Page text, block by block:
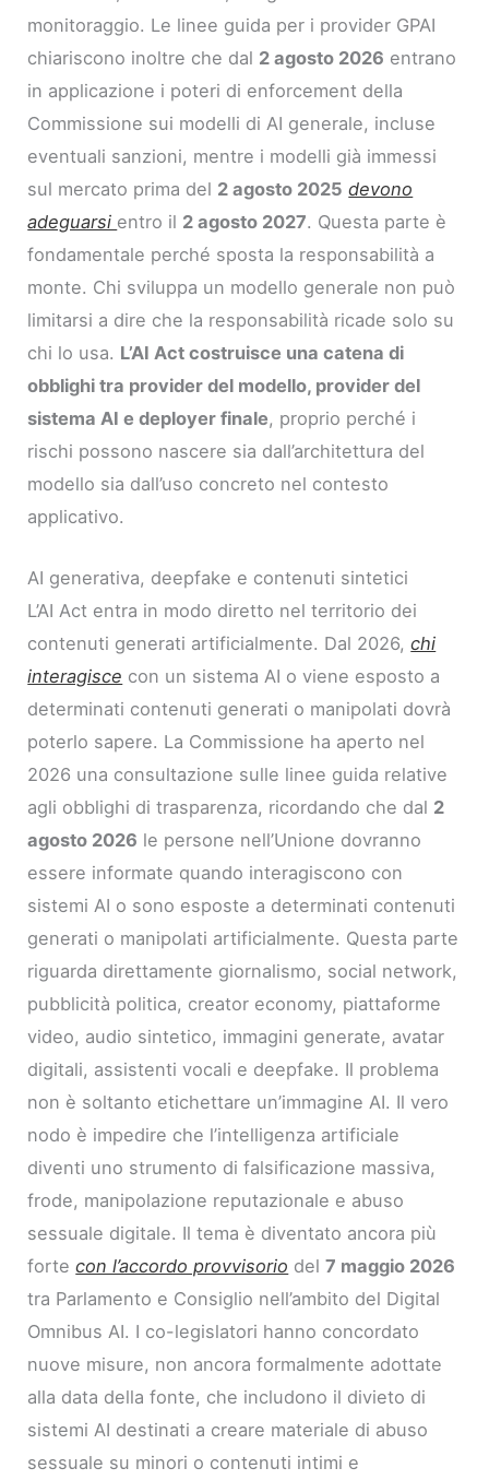
monitoraggio. Le linee guida per i provider GPAI
chiariscono inoltre che dal 2 agosto 2026 entrano
in applicazione i poteri di enforcement della
Commissione sui modelli di AI generale, incluse
eventuali sanzioni, mentre i modelli già immessi
sul mercato prima del 2 agosto 2025 devono
adeguarsi entro il 2 agosto 2027. Questa parte è
fondamentale perché sposta la responsabilità a
monte. Chi sviluppa un modello generale non può
limitarsi a dire che la responsabilità ricade solo su
chi lo usa. L’AI Act costruisce una catena di
obblighi tra provider del modello, provider del
sistema AI e deployer finale, proprio perché i
rischi possono nascere sia dall’architettura del
modello sia dall’uso concreto nel contesto
applicativo.
AI generativa, deepfake e contenuti sintetici
L’AI Act entra in modo diretto nel territorio dei
contenuti generati artificialmente. Dal 2026,chi
interagisce con un sistema AI o viene esposto a
determinati contenuti generati o manipolati dovrà
poterlo sapere. La Commissione ha aperto nel
2026 una consultazione sulle linee guida relative
agli obblighi di trasparenza, ricordando che dal 2
agosto 2026 le persone nell’Unione dovranno
essere informate quando interagiscono con
sistemi AI o sono esposte a determinati contenuti
generati o manipolati artificialmente. Questa parte
riguarda direttamente giornalismo, social network,
pubblicità politica, creator economy, piattaforme
video, audio sintetico, immagini generate, avatar
digitali, assistenti vocali e deepfake. Il problema
non è soltanto etichettare un’immagine AI. Il vero
nodo è impedire che l’intelligenza artificiale
diventi uno strumento di falsificazione massiva,
frode, manipolazione reputazionale e abuso
sessuale digitale. Il tema è diventato ancora più
fortecon l’accordo provvisorio del7 maggio 2026
tra Parlamento e Consiglio nell’ambito del Digital
Omnibus AI. I co-legislatori hanno concordato
nuove misure, non ancora formalmente adottate
alla data della fonte, che includono il divieto di
sistemi AI destinati a creare materiale di abuso
sessuale su minori o contenuti intimi e